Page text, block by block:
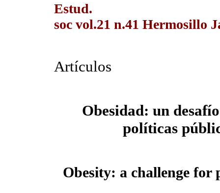
Estud.
soc vol.21 n.41 Hermosillo
Artículos
Obesidad: un
políticas
Obesity: a challenge for